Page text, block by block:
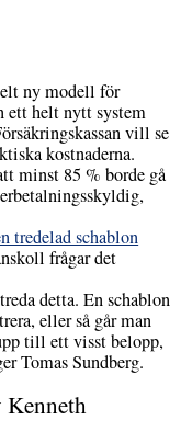
ny modell för
ett helt nytt system
vill se
kostnaderna.
minst 85 % borde gå
tredelad schablon
frågar det
detta. En schablon
eller så går man
till ett visst belopp,
Tomas Sundberg.
Kenneth